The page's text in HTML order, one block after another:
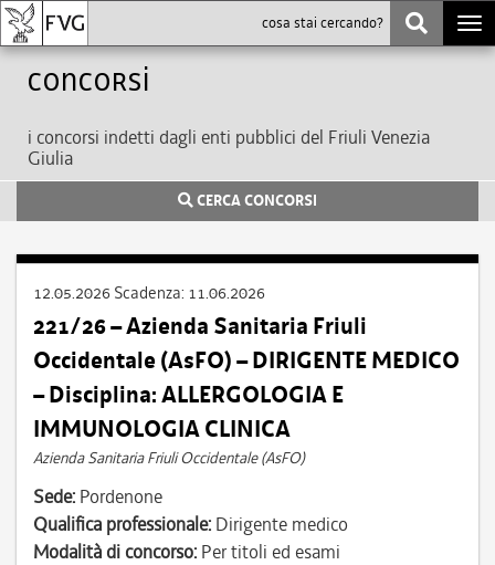
Concorsi
i concorsi indetti dagli enti pubblici del Friuli Venezia
Giulia
CERCA CONCORSI
12.05.2026 Scadenza: 11.06.2026
221/26 – Azienda Sanitaria Friuli
Occidentale (AsFO) – DIRIGENTE MEDICO
– Disciplina: ALLERGOLOGIA E
IMMUNOLOGIA CLINICA
Azienda Sanitaria Friuli Occidentale (AsFO)
Sede: Pordenone
Qualifica professionale: Dirigente medico
Modalità di concorso: Per titoli ed esami